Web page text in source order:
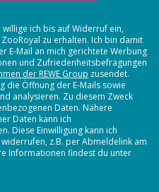
ich bis auf Widerruf ein,
zu erhalten. Ich bin damit
E-Mail an mich gerichtete Werbung
und Zufriedenheitsbefragungen
der REWE Group zusendet.
die Öffnung der E-Mails sowie
analysieren. Zu diesem Zweck
Daten. Nähere
Daten kann ich
Diese Einwilligung kann ich
z.B. per Abmeldelink am
Informationen findest du unter